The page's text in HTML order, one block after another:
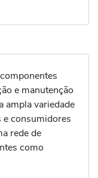
e manutenção
ampla variedade
e consumidores
rede de
como